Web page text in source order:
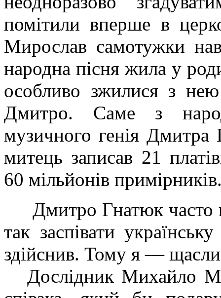
помітили вперше в
Мирослав самотужки
народна пісня жила у
особливо зжилися з
Дмитро. Саме з
музичного генія Дмитра
митець записав 21
60 мільйонів
Дмитро Гнатюк часто
так заспівати
здійснив. Тому я —
Дослідник Михайло